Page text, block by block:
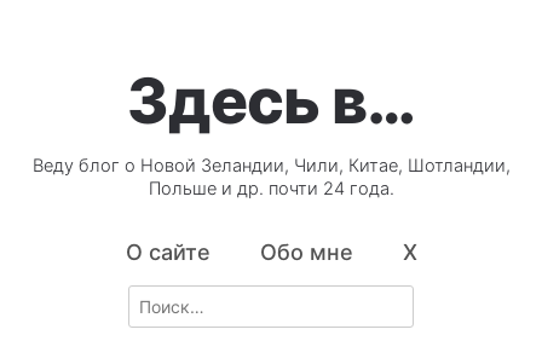
Здесь в…
Веду блог о Новой Зеландии, Чили, Китае, Шотландии,
Польше и др. почти 24 года.
О сайте Обо мне X
Search
for: